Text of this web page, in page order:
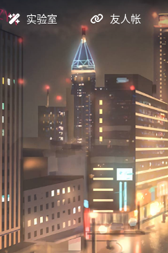
实验室
监控
友人帐